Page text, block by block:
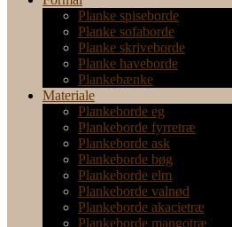
Planke spiseborde
Planke sofaborde
Planke skriveborde
Planke haveborde
Plankebænke
Materiale
Plankeborde eg
Plankeborde fyrretræ
Plankeborde ask
Plankeborde bøg
Plankeborde elm
Plankeborde valnød
Plankeborde akacietræ
Plankeborde mangotræ